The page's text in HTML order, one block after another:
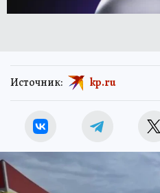
Источник: kp.ru